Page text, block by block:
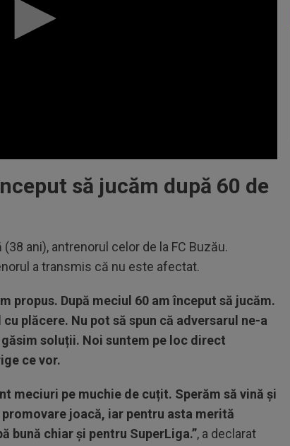
să jucăm după 60 de
ani), antrenorul celor de la FC Buzău.
a transmis că nu este afectat.
propus. După meciul 60 am început să jucăm.
plăcere. Nu pot să spun că adversarul ne-a
soluții. Noi suntem pe loc direct
ce vor.
meciuri pe muchie de cuțit. Sperăm să vină și
joacă, iar pentru asta merită
bună chiar și pentru SuperLiga.”, a declarat